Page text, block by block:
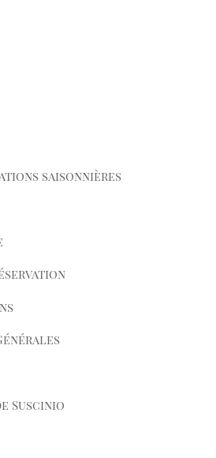
saisonnières
Suscinio